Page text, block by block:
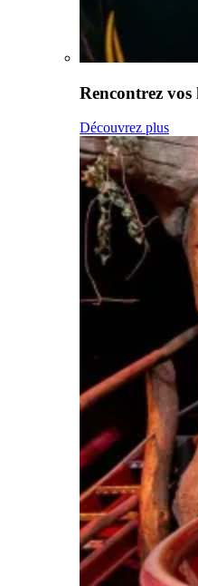
Rencontrez vos
Découvrez plus